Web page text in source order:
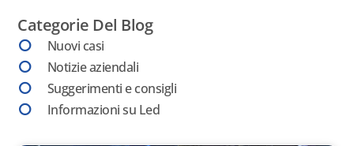
Categorie Del Blog
Nuovi casi
Notizie aziendali
Suggerimenti e consigli
Informazioni su Led